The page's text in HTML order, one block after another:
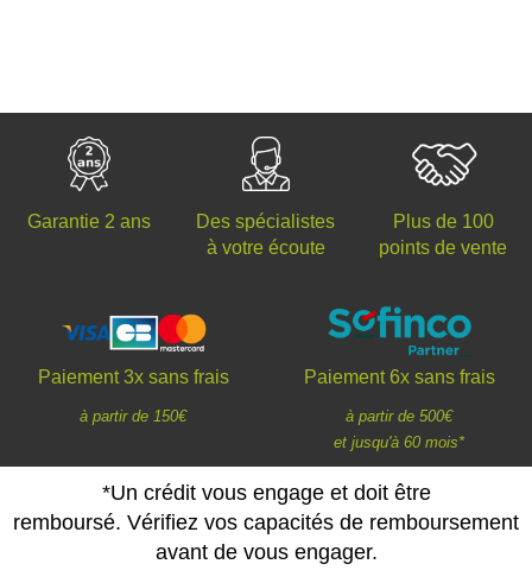
Garantie 2 ans
Des spécialistes
à votre écoute
Plus de 100
points de vente
Paiement 3x sans frais
à partir de 150€
Paiement 6x sans frais
à partir de 500€
et jusqu'à 60 mois*
*Un crédit vous engage et doit être
remboursé. Vérifiez vos capacités de remboursement
avant de vous engager.